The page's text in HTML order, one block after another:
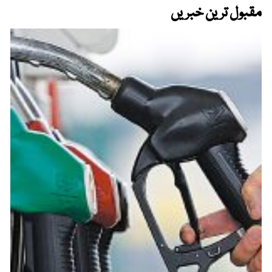
مقبول ترین خبریں